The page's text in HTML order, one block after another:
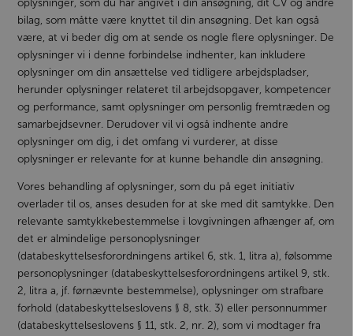
oplysninger, som du har angivet i din ansøgning, dit CV og andre
bilag, som måtte være knyttet til din ansøgning. Det kan også
være, at vi beder dig om at sende os nogle flere oplysninger. De
oplysninger vi i denne forbindelse indhenter, kan inkludere
oplysninger om din ansættelse ved tidligere arbejdspladser,
herunder oplysninger relateret til arbejdsopgaver, kompetencer
og performance, samt oplysninger om personlig fremtræden og
samarbejdsevner. Derudover vil vi også indhente andre
oplysninger om dig, i det omfang vi vurderer, at disse
oplysninger er relevante for at kunne behandle din ansøgning.
Vores behandling af oplysninger, som du på eget initiativ
overlader til os, anses desuden for at ske med dit samtykke. Den
relevante samtykkebestemmelse i lovgivningen afhænger af, om
det er almindelige personoplysninger
(databeskyttelsesforordningens artikel 6, stk. 1, litra a), følsomme
personoplysninger (databeskyttelsesforordningens artikel 9, stk.
2, litra a, jf. førnævnte bestemmelse), oplysninger om strafbare
forhold (databeskyttelseslovens § 8, stk. 3) eller personnummer
(databeskyttelseslovens § 11, stk. 2, nr. 2), som vi modtager fra